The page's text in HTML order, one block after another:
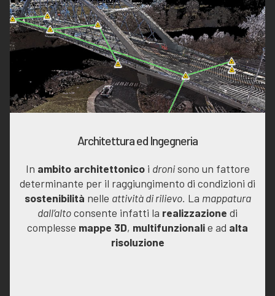
Architettura ed Ingegneria
In ambito architettonicoi dronisono un fattore
determinante per il raggiungimento di condizioni di
sostenibilità nelle attività di rilievo. La mappatura
dall’altoconsente infatti la realizzazione di
complesse mappe 3D, multifunzionalie ad alta
risoluzione